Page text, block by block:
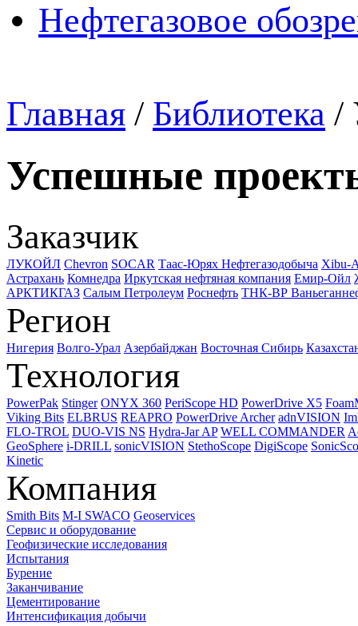
Нефтегазовое
Главная / Библиотека /
Успешные
Заказчик
ЛУКОЙЛ Chevron SOCAR Таас-Юрях Нефтегазодобыча Xibu-
Астрахань Комнедра Иркутская нефтяная компания Емир-Ойл
АРКТИКГАЗ Салым Петролеум Роснефть ТНК-ВР
Регион
Нигерия Волго-Урал Азербайджан Восточная Сибирь
Технология
PowerPak Stinger ONYX 360 PeriScope HD PowerDrive X5
Viking Bits ELBRUS REAPRO PowerDrive Archer adnVISION
FLO-TROL DUO-VIS NS Hydra-Jar AP WELL COMMANDER
GeoSphere i-DRILL sonicVISION StethoScope DigiScope
Kinetic
Компания
Smith Bits M-I SWACO Geoservices
Сервис и оборудование
Геофизические исследования
Испытания
Бурение
Заканчивание
Цементирование
Интенсификация добычи